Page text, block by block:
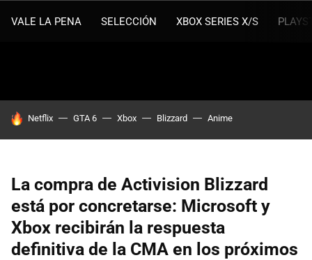
VALE LA PENA SELECCIÓN XBOX SERIES X/S
HOY SE HABLA DE
Netflix GTA 6 Xbox Blizzard Anime
La compra de Activision Blizzard
está por concretarse: Microsoft y
Xbox recibirán la respuesta
definitiva de la CMA en los próximos